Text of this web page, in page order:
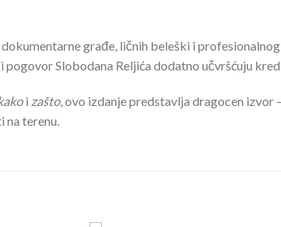
građe, ličnih beleški i
Slobodana Reljića dodatno učvršćuju
i zašto, ovo izdanje predstavlja dragocen izvor
na terenu.